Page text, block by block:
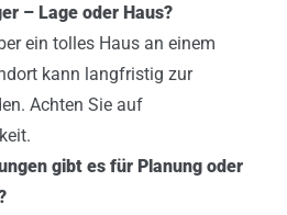
– Lage oder Haus?
ein tolles Haus an einem
kann langfristig zur
Achten Sie auf
gibt es für Planung oder